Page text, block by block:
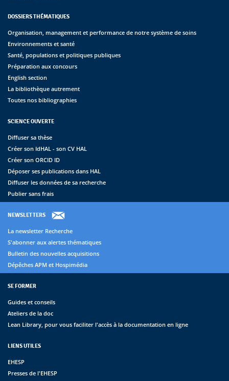
DOSSIERS THÉMATIQUES
Organisation, management et performance de notre système de soins
Environnements et santé
Santé, populations et politiques publiques
Préparation aux concours
English section
La bibliothèque autrement
Toutes nos bibliographies
SCIENCE OUVERTE
Diffuser sa thèse
Créer son IdHAL - son CV HAL
Créer son ORCID ID
Déposer ses publications dans HAL
Diffuser les données de sa recherche
Publier sans frais
NEWSLETTERS
La newsletter Recherche
S'abonner aux alertes thématiques
Bulletin des nouvelles acquisitions
Dépêches APM et Hospimédia
SE FORMER
Guides et conseils
Ateliers de la doc
Lean Library, pour vous faciliter l'accès à la documentation en ligne
LIENS UTILES
EHESP
Presses de l'EHESP